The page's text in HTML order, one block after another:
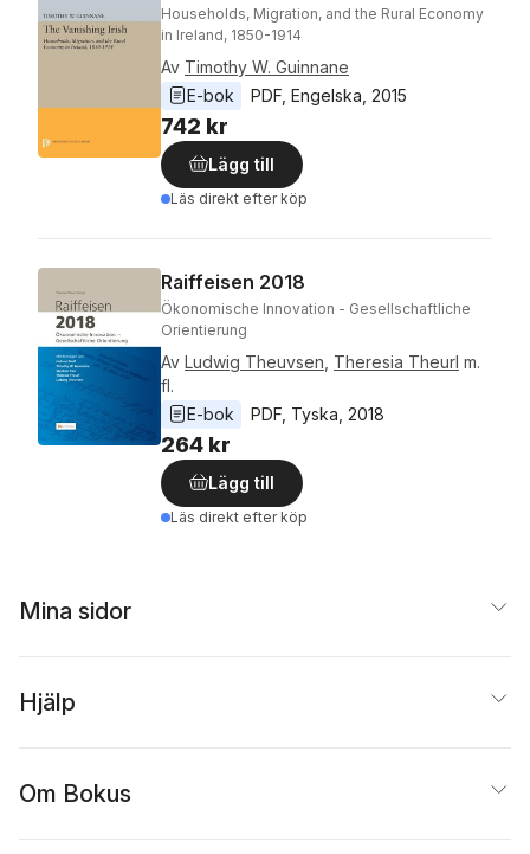
Households, Migration, and the Rural Economy
in Ireland, 1850-1914
Av Timothy W. Guinnane
E-bok
PDF Engelska 2015
742 kr
Lägg till
Läs direkt efter köp
Raiffeisen 2018
Ökonomische Innovation - Gesellschaftliche
Orientierung
Av Ludwig Theuvsen Theresia Theurl m.
fl.
E-bok
PDF Tyska 2018
264 kr
Lägg till
Läs direkt efter köp
Mina sidor
Hjälp
Om Bokus